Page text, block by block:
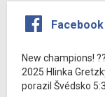
Facebook
New champions!
2025 Hlinka
porazil Švédsko